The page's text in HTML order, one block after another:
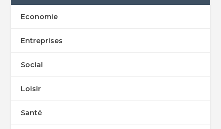
Economie
Entreprises
Social
Loisir
Santé